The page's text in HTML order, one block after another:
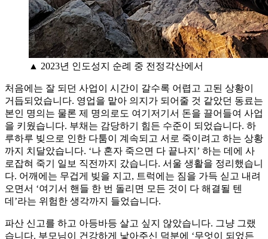
▲ 2023년 인도성지 순례 중 전정각산에서
처음에는 잘 되던 사업이 시간이 갈수록 어렵고 고된 상황이
거듭되었습니다. 영업을 맡아 의지가 되어줄 것 같았던 동료는
본인 명의는 물론 제 명의로도 여기저기서 돈을 끌어들여 사업
을 키웠습니다. 부채는 감당하기 힘든 수준이 되었습니다. 하
루하루 빚으로 인한 다툼이 계속되고 서로 죽이려고 하는 상황
까지 치달았습니다. ‘나 혼자 죽으면 다 끝나지’ 하는 데에 사
로잡혀 죽기 일보 직전까지 갔습니다. 서울 생활을 정리했습니
다. 어깨에는 무겁게 빚을 지고, 트럭에는 짐을 가득 싣고 내려
오면서 ‘여기서 핸들 한 번 돌리면 모든 것이 다 해결될 텐
데’라는 위험한 생각까지 들었습니다.
파산 신고를 하고 아등바등 살고 싶지 않았습니다. 그냥 그랬
습니다. 부모님이 건강하게 낳아주신 덕분에 ‘무엇이 되었든